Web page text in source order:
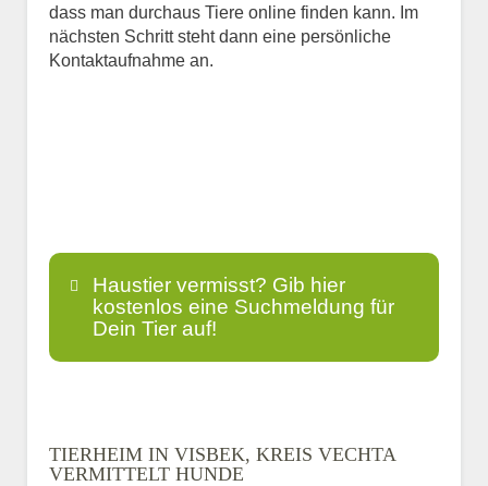
dass man durchaus Tiere online finden kann. Im
nächsten Schritt steht dann eine persönliche
Kontaktaufnahme an.
Haustier vermisst? Gib hier
kostenlos eine Suchmeldung für
Dein Tier auf!
TIERHEIM IN VISBEK, KREIS VECHTA
VERMITTELT HUNDE